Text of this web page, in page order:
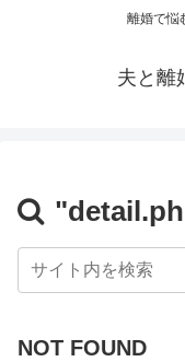
離婚で悩
夫と離
NOT FOUND